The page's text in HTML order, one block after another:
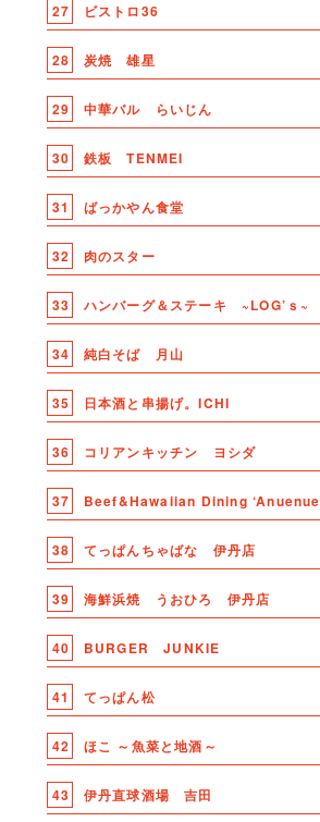
27 ビストロ36
28 炭焼 雄星
29 中華バル らいじん
30 鉄板 TENMEI
31 ばっかやん食堂
32 肉のスター
33 ハンバーグ＆ステーキ ~LOG’ｓ~
34 純白そば 月山
35 日本酒と串揚げ。ICHI
36 コリアンキッチン ヨシダ
37 Beef&Hawaiian Dining ‘Anuenue
38 てっぱんちゃばな 伊丹店
39 海鮮浜焼 うおひろ 伊丹店
40 BURGER JUNKIE
41 てっぱん松
42 ほこ ～魚菜と地酒～
43 伊丹直球酒場 吉田